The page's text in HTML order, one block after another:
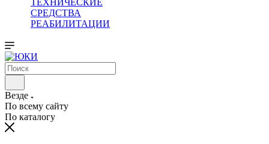
СРЕДСТВА
РЕАБИЛИТАЦИИ
Везде
По всему сайту
По каталогу